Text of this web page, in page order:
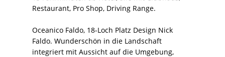
Restaurant, Pro Shop, Driving Range.
Oceanico Faldo, 18-Loch Platz Design Nick
Faldo. Wunderschön in die Landschaft
integriert mit Aussicht auf die Umgebung,